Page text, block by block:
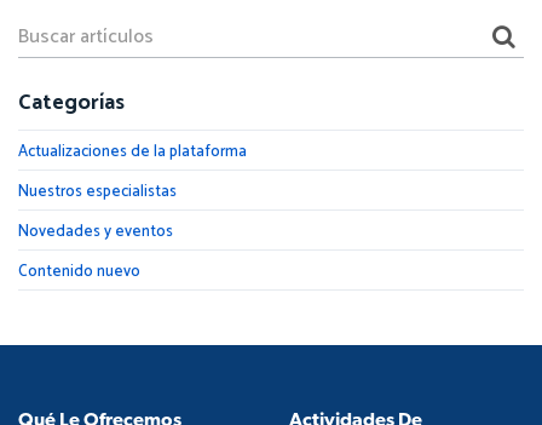
Categorías
Actualizaciones de la plataforma
Nuestros especialistas
Novedades y eventos
Contenido nuevo